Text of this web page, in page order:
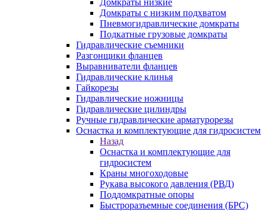
Домкраты низкие
Домкраты с низким подхватом
Пневмогидравлические домкраты
Подкатные грузовые домкраты
Гидравлические съемники
Разгонщики фланцев
Выравниватели фланцев
Гидравлические клинья
Гайкорезы
Гидравлические ножницы
Гидравлические цилиндры
Ручные гидравлические арматурорезы
Оснастка и комплектующие для гидросистем
Назад
Оснастка и комплектующие для
гидросистем
Краны многоходовые
Рукава высокого давления (РВД)
Поддомкратные опоры
Быстроразъемные соединения (БРС)